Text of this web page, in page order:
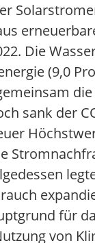
Die
(9,0
sank der
für
von